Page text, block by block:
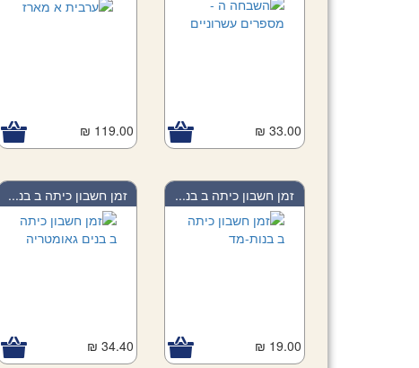
33.00 ₪
119.00 ₪ Add to Cart
זמן חשבון כיתה ב בנ...
19.00 ₪
זמן חשבון כיתה ב בנ...
34.40 ₪ Add to Cart